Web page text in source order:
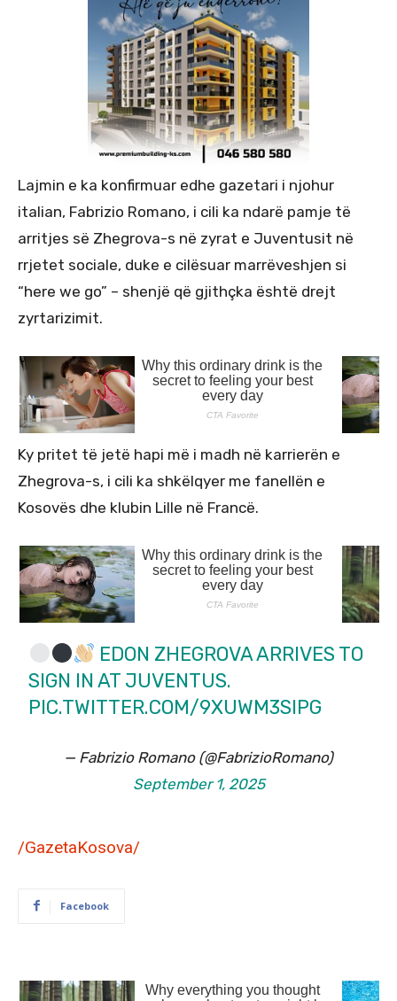
Lajmin e ka konfirmuar edhe gazetari i njohur
italian, Fabrizio Romano, i cili ka ndarë pamje të
arritjes së Zhegrova-s në zyrat e Juventusit në
rrjetet sociale, duke e cilësuar marrëveshjen si
“here we go” – shenjë që gjithçka është drejt
zyrtarizimit.
Ky pritet të jetë hapi më i madh në karrierën e
Zhegrova-s, i cili ka shkëlqyer me fanellën e
Kosovës dhe klubin Lille në Francë.
EDON ZHEGROVA ARRIVES TO
SIGN IN AT JUVENTUS.
PIC.TWITTER.COM/9XUWM3SIPG
— Fabrizio Romano (@FabrizioRomano)
September 1, 2025
/GazetaKosova/
Facebook